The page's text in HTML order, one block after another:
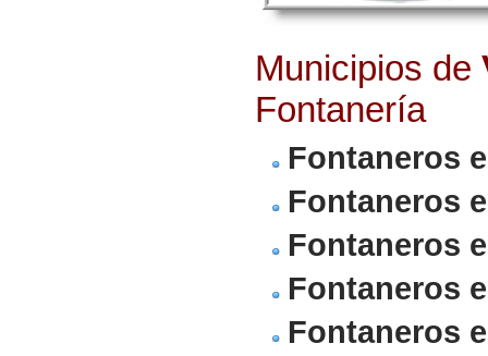
Municipios de
Fontanería
Fontaneros
Fontaneros
Fontaneros
Fontaneros
Fontaneros